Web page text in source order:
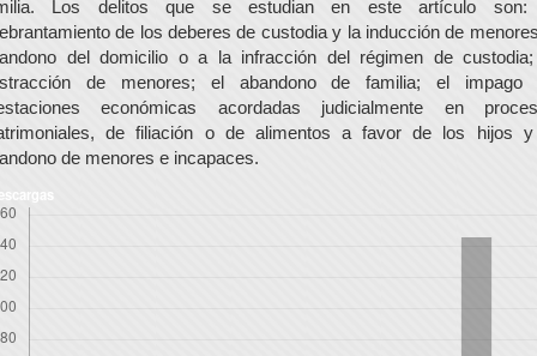
Los delitos que se estudian en este artículo
de los deberes de custodia y la inducción de
del domicilio o a la infracción del régimen de
de menores; el abandono de familia; el impago
económicas acordadas judicialmente en
de filiación o de alimentos a favor de los hijos
de menores e incapaces.